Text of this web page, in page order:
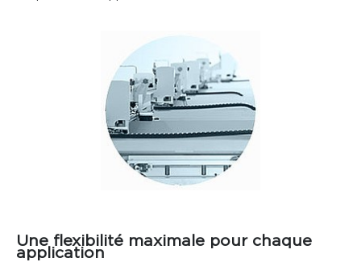
Une flexibilité maximale pour chaque
application